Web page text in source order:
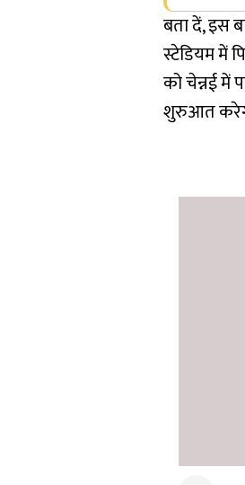
बता दें, इस
स्टेडियम में
को चेन्नई में
शुरुआत